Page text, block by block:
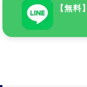
【無